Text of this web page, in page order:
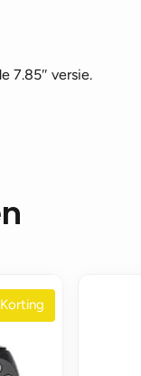
7.85″ versie.
Korting